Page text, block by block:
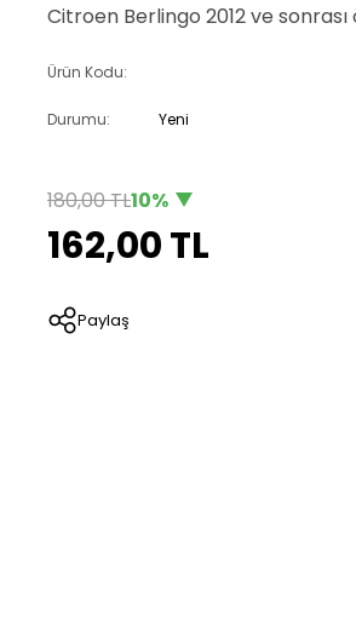
Citroen Berlingo 2012 ve
Ürün Kodu:
Durumu: Yeni
180,00 TL10%
162,00 TL
Paylaş